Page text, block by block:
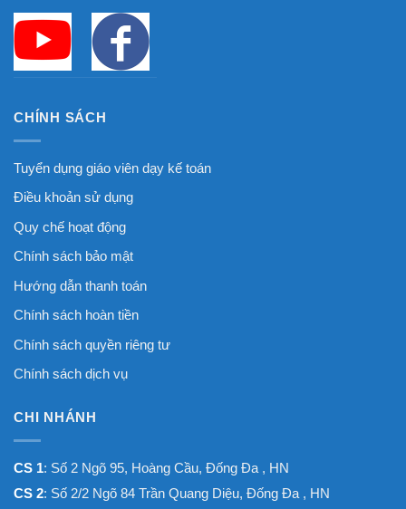
CHÍNH SÁCH
Tuyển dụng giáo viên dạy kế toán
Điều khoản sử dụng
Quy chế hoạt động
Chính sách bảo mật
Hướng dẫn thanh toán
Chính sách hoàn tiền
Chính sách quyền riêng tư
Chính sách dịch vụ
CHI NHÁNH
CS 1: Số 2 Ngõ 95, Hoàng Cầu, Đống Đa , HN
CS 2: Số 2/2 Ngõ 84 Trần Quang Diệu, Đống Đa , HN